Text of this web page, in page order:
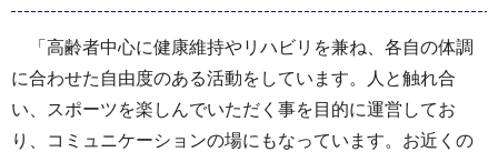
「高齢者中心に健康維持やリハビリを兼ね、各自の体調
に合わせた自由度のある活動をしています。人と触れ合
い、スポーツを楽しんでいただく事を目的に運営してお
り、コミュニケーションの場にもなっています。お近くの